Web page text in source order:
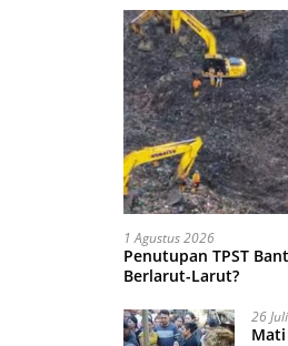
1 Agustus 2026
Penutupan TPST
Berlarut-Larut?
26